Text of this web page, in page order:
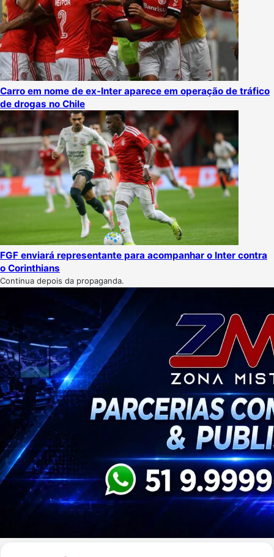
Carro em nome de ex-Inter aparece em operação de tráfico
de drogas no Chile
FGF enviará representante para acompanhar o Inter contra
o Corinthians
Continua depois da propaganda.